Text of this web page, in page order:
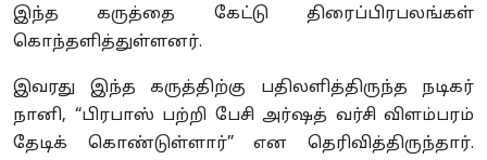
இந்த கருத்தை கேட்டு திரைப்பிரபலங்கள்
கொந்தளித்துள்ளனர்.
இவரது இந்த கருத்திற்கு பதிலளித்திருந்த நடிகர்
நானி, “பிரபாஸ் பற்றி பேசி அர்ஷத் வர்சி விளம்பரம்
தேடிக் கொண்டுள்ளார்” என தெரிவித்திருந்தார்.